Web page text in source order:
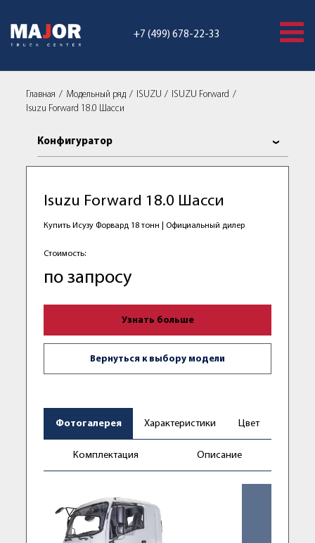
+7 (499) 678-22-33
Главная Модельный ряд ISUZU
ISUZU Forward
Isuzu Forward 18.0 Шасси
Конфигуратор
Isuzu Forward 18.0 Шасси
Купить Исузу Форвард 18 тонн | Официальный дилер
Стоимость:
по запросу
Узнать больше
Вернуться к выбору модели
Фотогалерея Характеристики Цвет
Комплектация Описание